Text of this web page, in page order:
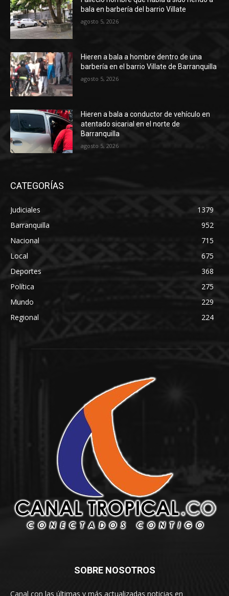
bala en barbería del barrio Villate
agosto 5, 2026
Hieren a bala a hombre dentro de una
barbería en el barrio Villate de Barranquilla
agosto 5, 2026
Hieren a bala a conductor de vehículo en
atentado sicarial en el norte de
Barranquilla
agosto 5, 2026
CATEGORÍAS
Judiciales
1379
Barranquilla
952
Nacional
715
Local
675
Deportes
368
Política
275
Mundo
229
Regional
224
SOBRE NOSOTROS
Canal con las últimas y más actualizadas noticias en